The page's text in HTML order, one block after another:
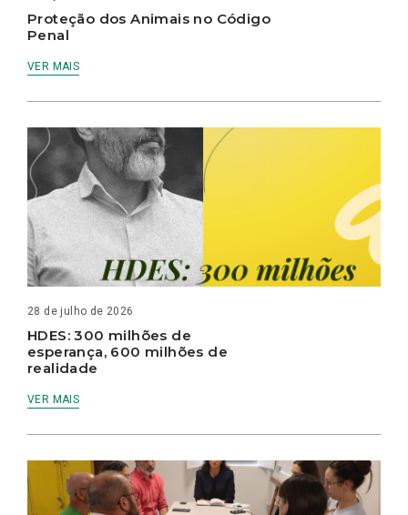
Proteção dos Animais no Código
Penal
VER MAIS
28 de julho de 2026
HDES: 300 milhões de
esperança, 600 milhões de
realidade
VER MAIS